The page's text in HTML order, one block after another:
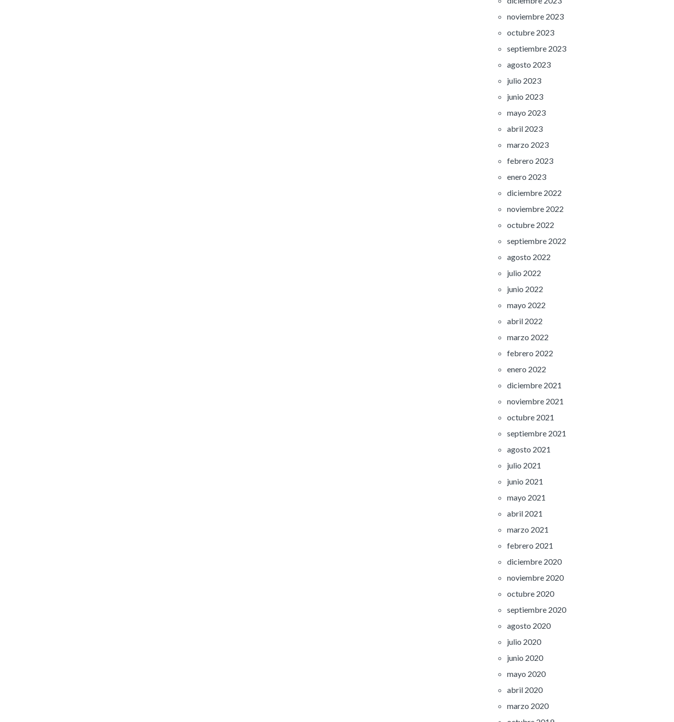
noviembre 2023
octubre 2023
septiembre 2023
agosto 2023
julio 2023
junio 2023
mayo 2023
abril 2023
marzo 2023
febrero 2023
enero 2023
diciembre 2022
noviembre 2022
octubre 2022
septiembre 2022
agosto 2022
julio 2022
junio 2022
mayo 2022
abril 2022
marzo 2022
febrero 2022
enero 2022
diciembre 2021
noviembre 2021
octubre 2021
septiembre 2021
agosto 2021
julio 2021
junio 2021
mayo 2021
abril 2021
marzo 2021
febrero 2021
diciembre 2020
noviembre 2020
octubre 2020
septiembre 2020
agosto 2020
julio 2020
junio 2020
mayo 2020
abril 2020
marzo 2020